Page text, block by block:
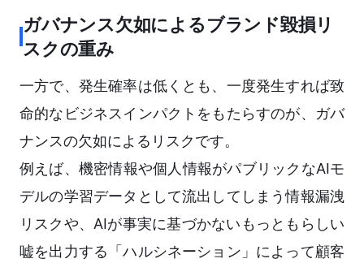
ガバナンス欠如によるブランド毀損リ
スクの重み
一方で、発生確率は低くとも、一度発生すれば致
命的なビジネスインパクトをもたらすのが、ガバ
ナンスの欠如によるリスクです。
例えば、機密情報や個人情報がパブリックなAIモ
デルの学習データとして流出してしまう情報漏洩
リスクや、AIが事実に基づかないもっともらしい
嘘を出力する「ハルシネーション」によって顧客